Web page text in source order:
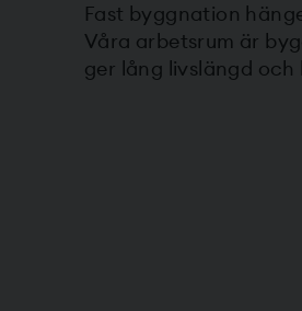
Fast byggnation
Våra arbetsrum är
ger lång livslängd och